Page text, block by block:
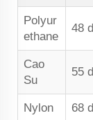
Polyur
ethane
48
Cao
Su
55
Nylon 68